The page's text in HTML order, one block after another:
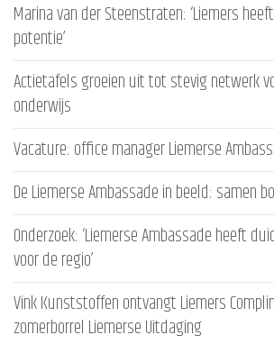
Marina van der Steenstraten: ‘Liemers
potentie’
Actietafels groeien uit tot stevig netwerk
onderwijs
Vacature: office manager Liemerse
De Liemerse Ambassade in beeld: samen
Onderzoek: ‘Liemerse Ambassade heeft
voor de regio’
Vink Kunststoffen ontvangt Liemers
zomerborrel Liemerse Uitdaging